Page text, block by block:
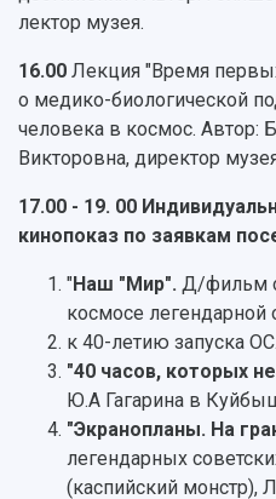
Музеи
Центр истории
Ботанический сад
Умный дом бабочек
Международный
Сведения об
Отчеты о
лектор музея.
16.00 Лекция "Время
о медико-биологической
человека в космос. Автор:
Викторовна, директор
17.00 - 19. 00
кинопоказ по заявкам
"Наш "Мир". Д/фильм о
космосе
к 40-летию запуска ОС.
"40 часов, которых
Ю.А Гагарина в
"Экранопланы. На
легендарных
(каспийский монстр),